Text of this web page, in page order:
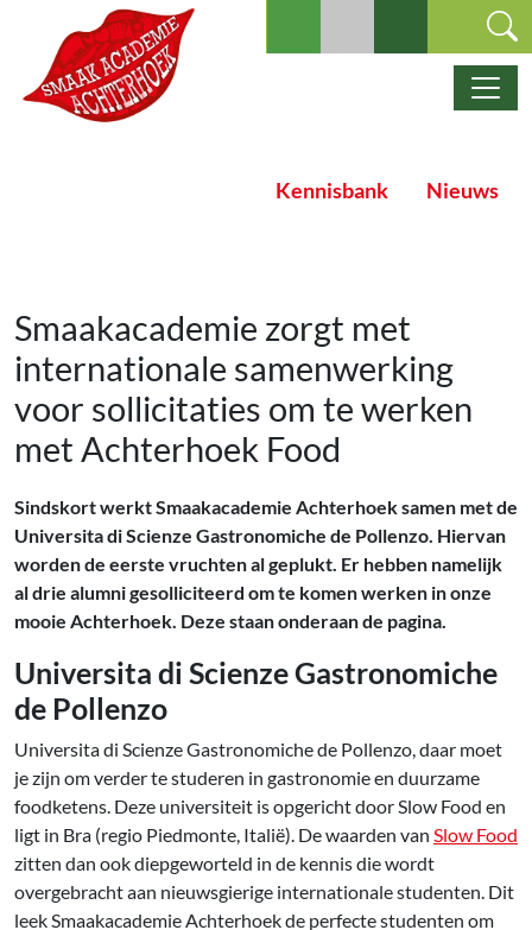
Ga naar de inhoud
Hoofdnavigatie
Kennisbank Nieuws
Smaakacademie zorgt met
internationale samenwerking
voor sollicitaties om te werken
met Achterhoek Food
Sindskort werkt Smaakacademie Achterhoek samen met de
Universita di Scienze Gastronomiche de Pollenzo. Hiervan
worden de eerste vruchten al geplukt. Er hebben namelijk
al drie alumni gesolliciteerd om te komen werken in onze
mooie Achterhoek. Deze staan onderaan de pagina.
Universita di Scienze Gastronomiche
de Pollenzo
Universita di Scienze Gastronomiche de Pollenzo, daar moet
je zijn om verder te studeren in gastronomie en duurzame
foodketens. Deze universiteit is opgericht door Slow Food en
ligt in Bra (regio Piedmonte, Italië). De waarden van Slow Food
zitten dan ook diepgeworteld in de kennis die wordt
overgebracht aan nieuwsgierige internationale studenten. Dit
leek Smaakacademie Achterhoek de perfecte studenten om